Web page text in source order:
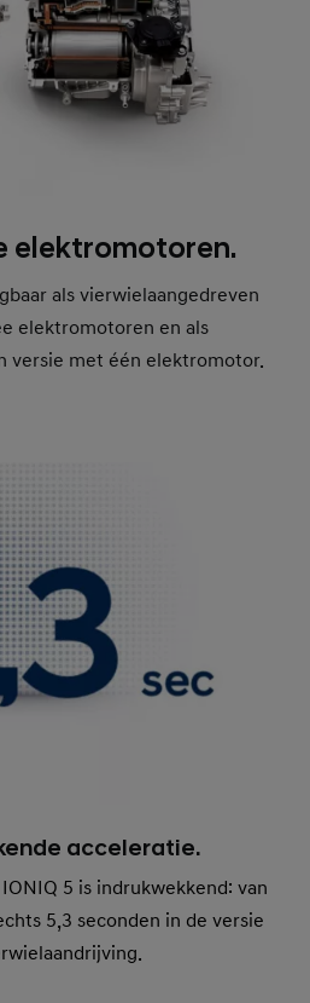
elektromotoren.
als vierwielaangedreven
elektromotoren en als
versie met één elektromotor.
acceleratie.
5 is indrukwekkend: van
5,3 seconden in de versie